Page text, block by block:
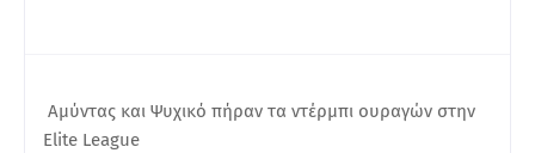
Αμύντας και Ψυχικό πήραν τα ντέρμπι ουραγών στην
Elite League